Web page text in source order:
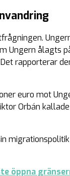
Ungern ålagts
rapporterar
euro mot
Orbán
öppna